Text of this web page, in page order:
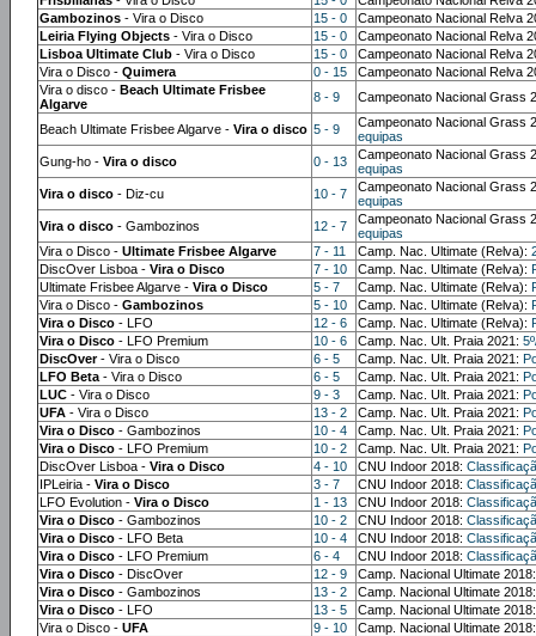
Gambozinos - Vira o Disco 15 - 0
Campeonato Nacional Relva
Leiria Flying Objects - Vira o Disco 15 - 0
Campeonato Nacional Relva
Lisboa Ultimate Club - Vira o Disco 15 - 0
Campeonato Nacional Relva
Vira o Disco - Quimera 0 - 15
Campeonato Nacional Relva
Vira o disco - Beach Ultimate Frisbee
Algarve
8 - 9 Campeonato Nacional Grass
Beach Ultimate Frisbee Algarve - Vira o disco 5 - 9
Campeonato Nacional Grass
equipas
Gung-ho - Vira o disco 0 - 13
Campeonato Nacional Grass
equipas
Vira o disco - Diz-cu 10 - 7
Campeonato Nacional Grass
equipas
Vira o disco - Gambozinos 12 - 7
Campeonato Nacional Grass
equipas
Vira o Disco - Ultimate Frisbee Algarve 7 - 11 Camp. Nac. Ultimate (Relva):
DiscOver Lisboa - Vira o Disco 7 - 10 Camp. Nac. Ultimate (Relva):
Ultimate Frisbee Algarve - Vira o Disco 5 - 7 Camp. Nac. Ultimate (Relva):
Vira o Disco - Gambozinos 5 - 10 Camp. Nac. Ultimate (Relva):
Vira o Disco - LFO 12 - 6 Camp. Nac. Ultimate (Relva):
Vira o Disco - LFO Premium 10 - 6 Camp. Nac. Ult. Praia 2021:
DiscOver- Vira o Disco 6 - 5 Camp. Nac. Ult. Praia 2021:
LFO Beta - Vira o Disco 6 - 5 Camp. Nac. Ult. Praia 2021:
LUC - Vira o Disco 9 - 3 Camp. Nac. Ult. Praia 2021:
UFA - Vira o Disco 13 - 2 Camp. Nac. Ult. Praia 2021:
Vira o Disco - Gambozinos 10 - 4 Camp. Nac. Ult. Praia 2021:
Vira o Disco - LFO Premium 10 - 2 Camp. Nac. Ult. Praia 2021:
DiscOver Lisboa - Vira o Disco 4 - 10 CNU Indoor 2018:
IPLeiria - Vira o Disco 3 - 7 CNU Indoor 2018:
LFO Evolution - Vira o Disco 1 - 13 CNU Indoor 2018:
Vira o Disco - Gambozinos 10 - 2 CNU Indoor 2018:
Vira o Disco - LFO Beta 10 - 4 CNU Indoor 2018:
Vira o Disco - LFO Premium 6 - 4 CNU Indoor 2018:
Vira o Disco - DiscOver 12 - 9
Camp. Nacional Ultimate
Vira o Disco - Gambozinos 13 - 2
Camp. Nacional Ultimate
Vira o Disco - LFO 13 - 5
Camp. Nacional Ultimate
Vira o Disco - UFA 9 - 10
Camp. Nacional Ultimate